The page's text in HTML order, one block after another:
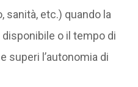
sanità, etc.) quando la
o il tempo di
superi l’autonomia di